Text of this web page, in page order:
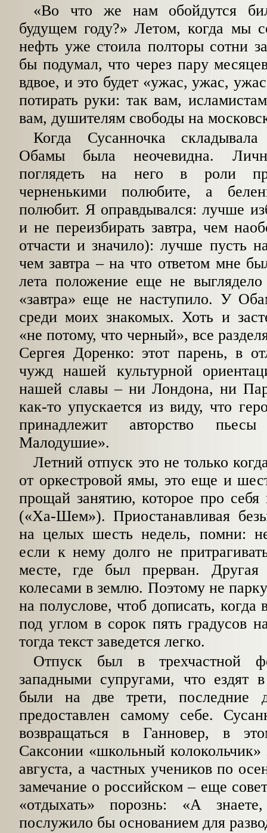
«Во что же нам обойдутся
будущем году?» Летом, когда мы
нефть уже стоила полторы сотни
бы подумал, что через пару
вдвое, и это будет «ужас, ужас,
потирать руки: так вам,
вам, душителям свободы на
Когда Сусанночка
Обамы была неочевидна.
поглядеть на него в роли
черненькими полюбите, а
полюбит. Я оправдывался: лучше
и не переизбирать завтра, чем
отчасти и значило): лучше пусть
чем завтра – на что ответом мне
лета положение еще не выглядело
«завтра» еще не наступило. У
среди моих знакомых. Хоть и
«не потому, что черный», все
Сергея Доренко: этот парень, в
чужд нашей культурной
нашей славы – ни Лондона, ни
как-то упускается из виду, что
принадлежит авторство
Малодушие».
Летний отпуск это не только
от оркестровой ямы, это еще и
прощай занятию, которое про
(«Ха-Шем»). Приостанавливая
на целых шесть недель, помни:
если к нему долго не
месте, где был прерван. Другая
колесами в землю. Поэтому не
на полуслове, чтоб дописать,
под углом в сорок пять градусов
тогда текст заведется легко.
Отпуск был в трехчастной
западными супругами, что ездят
были на две трети, последние
предоставлен самому себе.
возвращаться в Ганновер, в
Саксонии «школьный колокольчик»
августа, а частных учеников по
замечание о российском – еще
«отдыхать» порознь: «А
послужило бы основанием для